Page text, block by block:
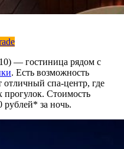
— гостиница рядом с
. Есть возможность
отличный спа-центр, где
прогулок. Стоимость
за ночь.